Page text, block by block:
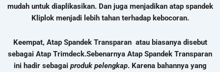
mudah untuk diaplikasikan. Dan juga menjadikan atap spandek
Kliplok menjadi lebih tahan terhadap kebocoran.
Keempat, Atap Spandek Transparan atau biasanya disebut
sebagai Atap Trimdeck.Sebenarnya Atap Spandek Transparan
ini hadir sebagai produk pelengkap. Karena bahannya yang